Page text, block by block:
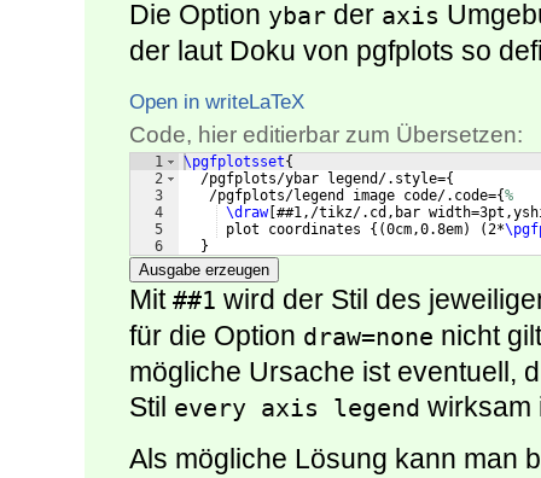
Die Option ybar der axis
der laut Doku von pgfplots so
Open in writeLaTeX
Code, hier editierbar zum Übersetzen:
1
2
3
4
5
6
\pgfplotsset{
  /pgfplots/ybar legend/.style=
{
   /pgfplots/legend image code/.code=
{%
\draw[ ##1,/tikz/.cd,bar
plot coordinates {(0cm,0.8em) (2*
}
Ausgabe erzeugen
Mit ##1 wird der Stil des
für die Option draw=none nicht
mögliche Ursache ist eventuell,
Stil every axis legend wirksam
Als mögliche Lösung kann man